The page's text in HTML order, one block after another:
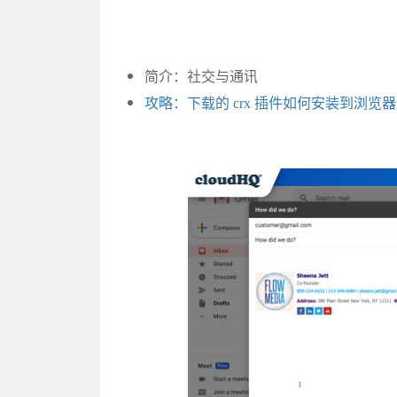
简介：社交与通讯
攻略：下载的 crx 插件如何安装到浏览